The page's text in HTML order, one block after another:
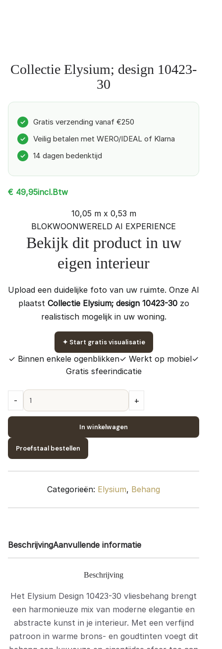
Collectie Elysium; design 10423-
30
✓ Gratis verzending vanaf €250
✓ Veilig betalen met WERO/IDEAL of Klarna
✓ 14 dagen bedenktijd
€ 49,95incl.Btw
10,05 m x 0,53 m
BLOKWOONWERELD AI EXPERIENCE
Bekijk dit product in uw
eigen interieur
Upload een duidelijke foto van uw ruimte. Onze AI
plaatst Collectie Elysium; design 10423-30zo
realistisch mogelijk in uw woning.
✦ Start gratis visualisatie
✓ Binnen enkele ogenblikken✓ Werkt op mobiel✓
Gratis sfeerindicatie
10423-
30
quantity
- +
In winkelwagen
Proefstaal bestellen
Categorieën: Elysium, Behang
BeschrijvingAanvullende informatie
Beschrijving
Het Elysium Design 10423-30 vliesbehang brengt
een harmonieuze mix van moderne elegantie en
abstracte kunst in je interieur. Met een verfijnd
patroon in warme brons- en goudtinten voegt dit